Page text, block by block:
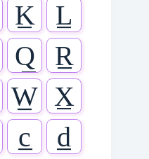
K̲
L̲
Q̲
R̲
W̲ X̲
c̲
d̲